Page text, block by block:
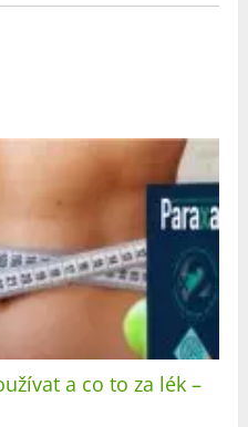
a co to za lék –